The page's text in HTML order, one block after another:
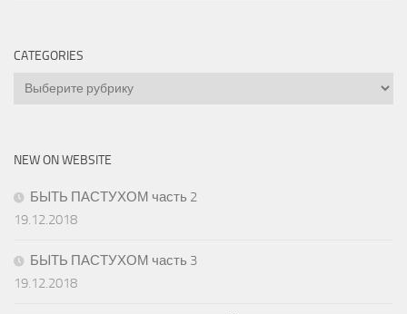
CATEGORIES
Categories
NEW ON WEBSITE
БЫТЬ ПАСТУХОМ часть 2
19.12.2018
БЫТЬ ПАСТУХОМ часть 3
19.12.2018